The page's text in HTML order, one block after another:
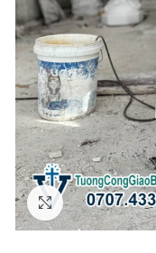
Click to enlarge